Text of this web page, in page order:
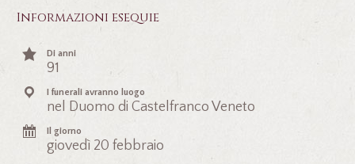
Informazioni esequie
Di anni
91
I funerali avranno luogo
nel Duomo di Castelfranco Veneto
Il giorno
giovedì 20 febbraio